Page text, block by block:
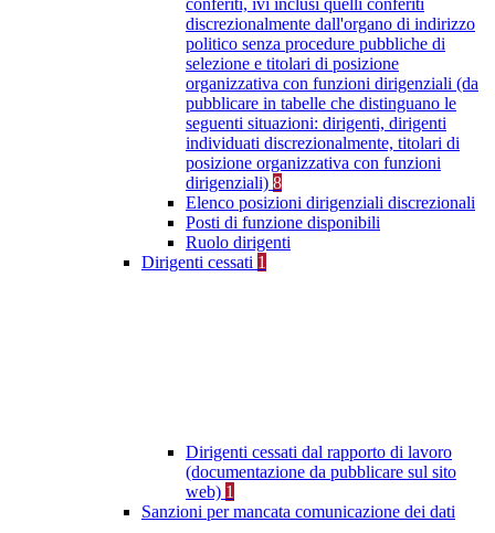
conferiti, ivi inclusi quelli conferiti
discrezionalmente dall'organo di indirizzo
politico senza procedure pubbliche di
selezione e titolari di posizione
organizzativa con funzioni dirigenziali (da
pubblicare in tabelle che distinguano le
seguenti situazioni: dirigenti, dirigenti
individuati discrezionalmente, titolari di
posizione organizzativa con funzioni
dirigenziali) 8
Elenco posizioni dirigenziali discrezionali
Posti di funzione disponibili
Ruolo dirigenti
Dirigenti cessati 1
Dirigenti cessati dal rapporto di lavoro
(documentazione da pubblicare sul sito
web) 1
Sanzioni per mancata comunicazione dei dati